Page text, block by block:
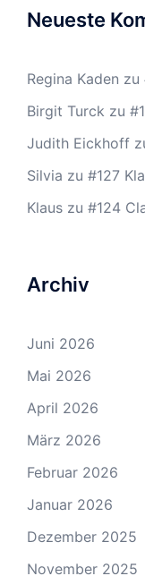
Neueste
Regina Kaden zu
Birgit Turck zu
Judith Eickhoff
Silvia zu #127
Klaus zu #124
Archiv
Juni 2026
Mai 2026
April 2026
März 2026
Februar 2026
Januar 2026
Dezember 2025
November 2025